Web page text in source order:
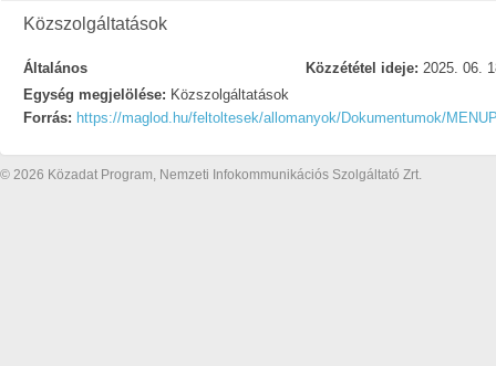
Közszolgáltatások
Általános Közzététel ideje: 2025. 06.
Egység megjelölése: Közszolgáltatások
Forrás: https://maglod.hu/feltoltesek/allomanyok/Dokumentumok/
© 2026 Közadat Program, Nemzeti Infokommunikációs Szolgáltató Zrt.